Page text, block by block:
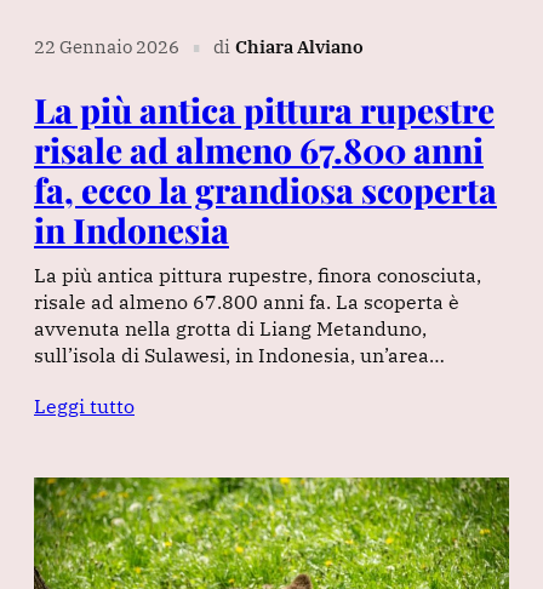
22 Gennaio 2026 ∎ di Chiara Alviano
La più antica pittura rupestre
risale ad almeno 67.800 anni
fa, ecco la grandiosa scoperta
in Indonesia
La più antica pittura rupestre, finora conosciuta,
risale ad almeno 67.800 anni fa. La scoperta è
avvenuta nella grotta di Liang Metanduno,
sull’isola di Sulawesi, in Indonesia, un’area…
Leggi tutto